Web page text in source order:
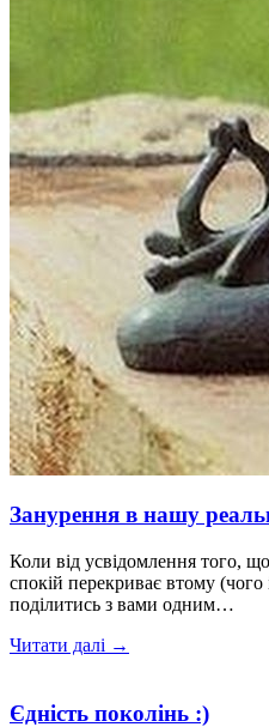
Занурення в нашу
Коли від усвідомлення того,
спокій перекриває втому
поділитись з вами одним…
Читати далі →
Єдність поколінь :)